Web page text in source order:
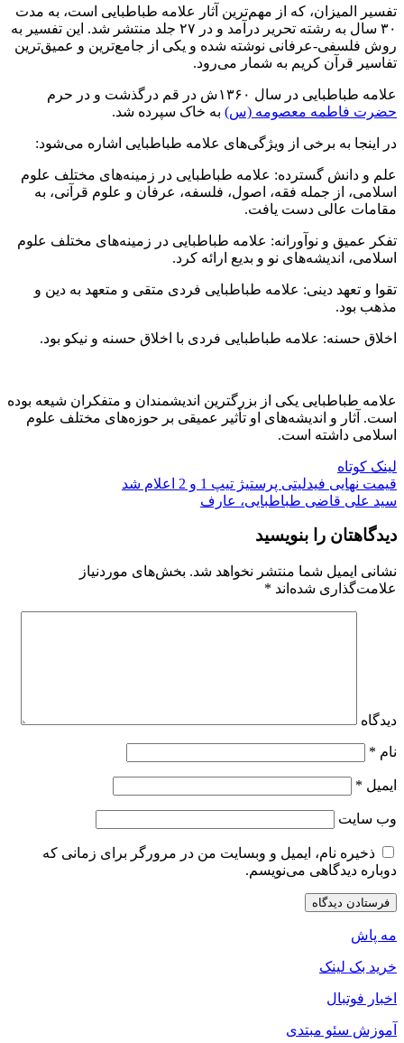
تفسیر المیزان، که از مهم‌ترین آثار علامه طباطبایی است، به مدت
۳۰ سال به رشته تحریر درآمد و در ۲۷ جلد منتشر شد. این تفسیر به
روش فلسفی-عرفانی نوشته شده و یکی از جامع‌ترین و عمیق‌ترین
تفاسیر قرآن کریم به شمار می‌رود.
علامه طباطبایی در سال ۱۳۶۰ش در قم درگذشت و در حرم
حضرت فاطمه معصومه (س) به خاک سپرده شد.
در اینجا به برخی از ویژگی‌های علامه طباطبایی اشاره می‌شود:
علم و دانش گسترده: علامه طباطبایی در زمینه‌های مختلف علوم
اسلامی، از جمله فقه، اصول، فلسفه، عرفان و علوم قرآنی، به
مقامات عالی دست یافت.
تفکر عمیق و نوآورانه: علامه طباطبایی در زمینه‌های مختلف علوم
اسلامی، اندیشه‌های نو و بدیع ارائه کرد.
تقوا و تعهد دینی: علامه طباطبایی فردی متقی و متعهد به دین و
مذهب بود.
اخلاق حسنه: علامه طباطبایی فردی با اخلاق حسنه و نیکو بود.
علامه طباطبایی یکی از بزرگترین اندیشمندان و متفکران شیعه بوده
است. آثار و اندیشه‌های او تأثیر عمیقی بر حوزه‌های مختلف علوم
اسلامی داشته است.
لینک کوتاه
قیمت نهایی فیدلیتی پرستیژ تیپ 1 و 2 اعلام شد
سید علی قاضی طباطبایی، عارف
دیدگاهتان را بنویسید
نشانی ایمیل شما منتشر نخواهد شد. بخش‌های موردنیاز
علامت‌گذاری شده‌اند *
دیدگاه
نام *
ایمیل *
وب‌ سایت
ذخیره نام، ایمیل و وبسایت من در مرورگر برای زمانی که
دوباره دیدگاهی می‌نویسم.
مه پاش
خرید بک لینک
اخبار فوتبال
آموزش سئو مبتدی